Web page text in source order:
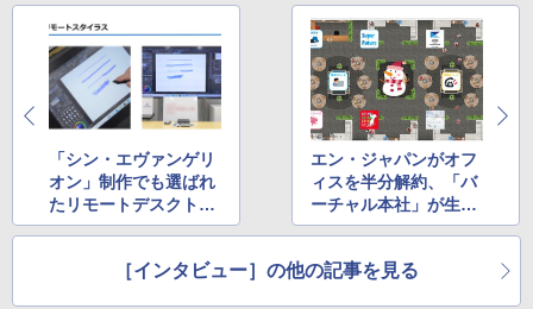
「シン・エヴァンゲリ
オン」制作でも選ばれ
たリモートデスクトッ
プ「Splashtop」は何
エン・ジャパンがオフ
ィスを半分解約、「バ
ーチャル本社」が生ま
れた理由
［インタビュー］の他の記事を見る